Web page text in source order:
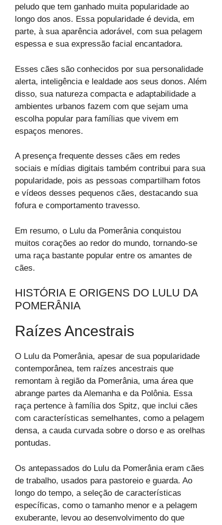
peludo que tem ganhado muita popularidade ao
longo dos anos. Essa popularidade é devida, em
parte, à sua aparência adorável, com sua pelagem
espessa e sua expressão facial encantadora.
Esses cães são conhecidos por sua personalidade
alerta, inteligência e lealdade aos seus donos. Além
disso, sua natureza compacta e adaptabilidade a
ambientes urbanos fazem com que sejam uma
escolha popular para famílias que vivem em
espaços menores.
A presença frequente desses cães em redes
sociais e mídias digitais também contribui para sua
popularidade, pois as pessoas compartilham fotos
e vídeos desses pequenos cães, destacando sua
fofura e comportamento travesso.
Em resumo, o Lulu da Pomerânia conquistou
muitos corações ao redor do mundo, tornando-se
uma raça bastante popular entre os amantes de
cães.
HISTÓRIA E ORIGENS DO LULU DA
POMERÂNIA
Raízes Ancestrais
O Lulu da Pomerânia, apesar de sua popularidade
contemporânea, tem raízes ancestrais que
remontam à região da Pomerânia, uma área que
abrange partes da Alemanha e da Polônia. Essa
raça pertence à família dos Spitz, que inclui cães
com características semelhantes, como a pelagem
densa, a cauda curvada sobre o dorso e as orelhas
pontudas.
Os antepassados do Lulu da Pomerânia eram cães
de trabalho, usados para pastoreio e guarda. Ao
longo do tempo, a seleção de características
específicas, como o tamanho menor e a pelagem
exuberante, levou ao desenvolvimento do que